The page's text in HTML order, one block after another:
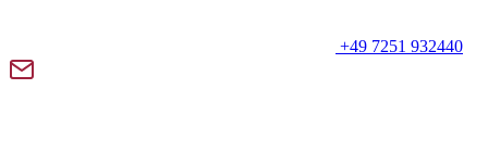
+49 7251 932440